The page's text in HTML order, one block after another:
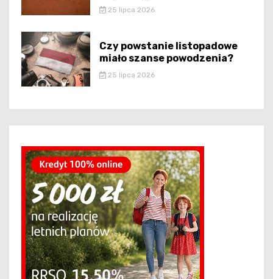
25 lipca 2026
Czy powstanie listopadowe
miało szanse powodzenia?
25 lipca 2026